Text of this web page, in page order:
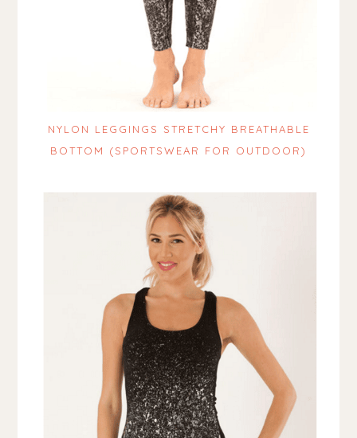
NYLON LEGGINGS STRETCHY BREATHABLE
BOTTOM (SPORTSWEAR FOR OUTDOOR)